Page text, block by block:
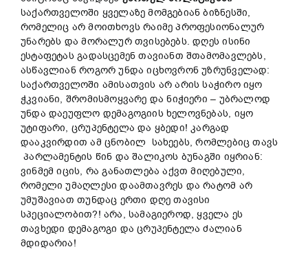
საქართველოში ყველაზე მომგებიან ბიზნესში,
რომელიც არ მოითხოვს რაიმე პროფესიონალურ
უნარებს და მორალურ თვისებებს. დღეს ისინი
ესტაფეტას გადასცემენ თავიანთ შთამომავლებს,
ასწავლიან როგორ უნდა იცხოვრონ უზრუნველად:
საქართველოში ამისათვის არ არის საჭირო იყო
ჭკვიანი, შრომისმოყვარე და ნიჭიერი – უბრალოდ
უნდა დაეუფლო დემაგოგიის ხელოვნებას, იყო
უტიფარი, ცრუპენტელა და ყბედი! კარგად
დააკვირდით ამ ცნობილ სახეებს, რომლებიც თავს
პარლამენტის წინ და შალიკოს ბუნაგში იყრიან:
ვინმემ იცის, რა განათლება აქვთ მიღებული,
რომელი უმაღლესი დაამთავრეს და რატომ არ
უმუშავიათ თუნდაც ერთი დღე თავისი
სპეციალობით?! არა, სამაგიეროდ, ყველა ეს
თავხედი დემაგოგი და ცრუპენტელა ძალიან
მდიდარია!